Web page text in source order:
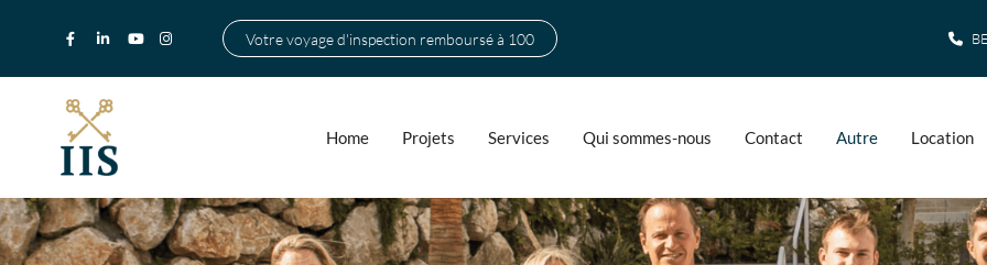
Votre voyage d'inspection remboursé à 100
Home Projets Services Qui sommes-nous Contact Autre Location